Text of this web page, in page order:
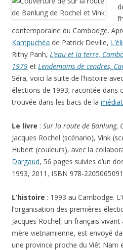
contemporaine du Cambodge.
Kampuchéa de Patrick Deville,
Rithy Panh, L’eau et la terre,
1979 et Lendemains de cendres,
Séra, voici la suite de l’histoire
élections de 1993, racontée dans
trouvée dans les bacs de la
Le livre : Sur la route de Banlung,
Jacques Rochel (scénario), Vink
Hubert (couleurs), avec la
Dargaud, 56 pages suivies d’un
1993, 2011, ISBN 978-
L’histoire : 1993 au Cambodge.
l’organisation des premières
Jacques Rochel, un français vivant
mère vietnamienne, est envoyé
une province proche du Viêt Nam